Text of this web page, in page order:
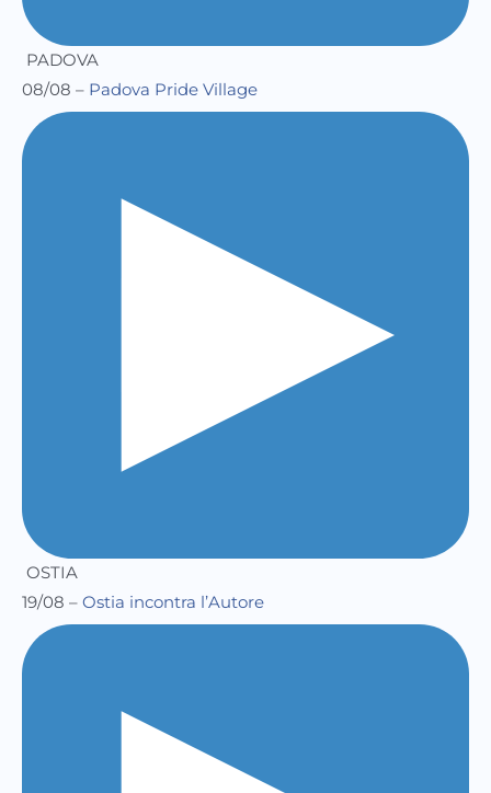
PADOVA
08/08 – Padova Pride Village
OSTIA
19/08 – Ostia incontra l’Autore